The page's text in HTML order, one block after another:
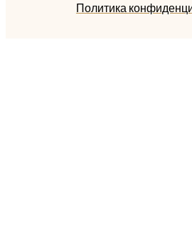
Политика